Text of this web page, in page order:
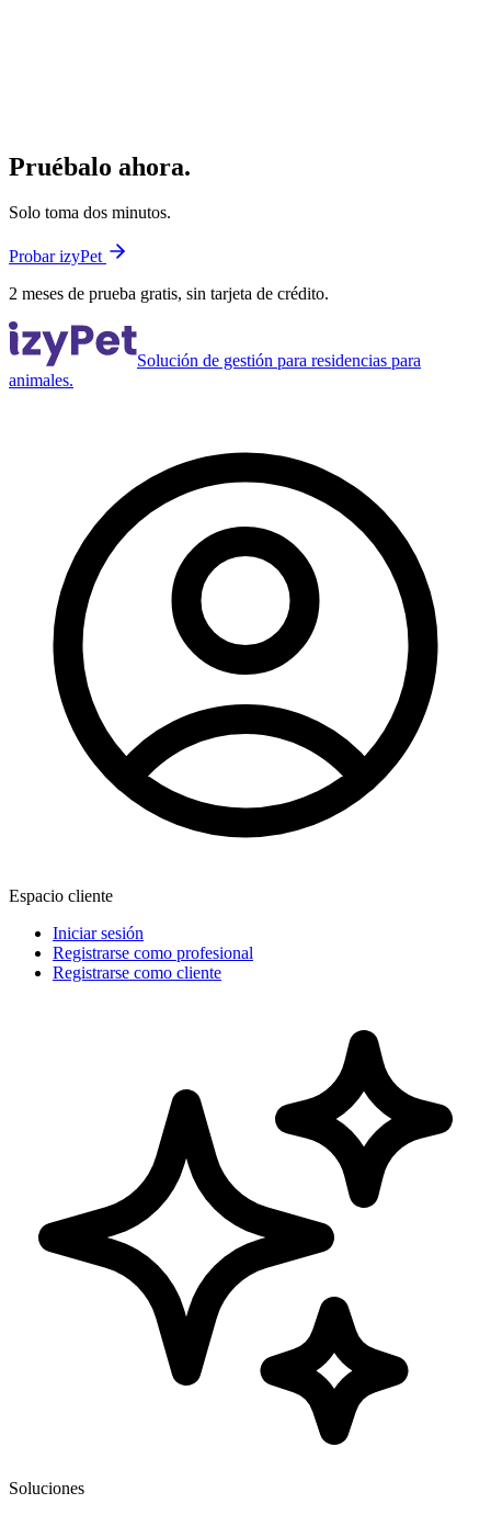
Pruébalo ahora.
Solo toma dos minutos.
Probar izyPet
2 meses de prueba gratis, sin tarjeta de crédito.
Solución de gestión para residencias para
animales.
Espacio cliente
Iniciar sesión
Registrarse como profesional
Registrarse como cliente
Soluciones